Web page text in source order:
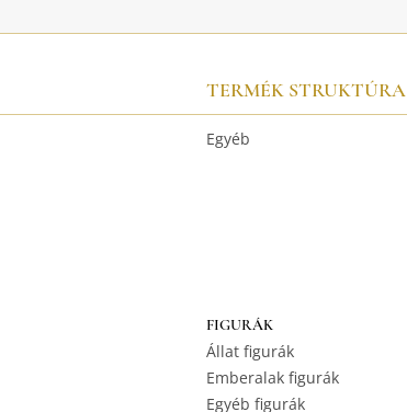
TERMÉK STRUKTÚRA
Egyéb
FIGURÁK
Állat figurák
Emberalak figurák
Egyéb figurák